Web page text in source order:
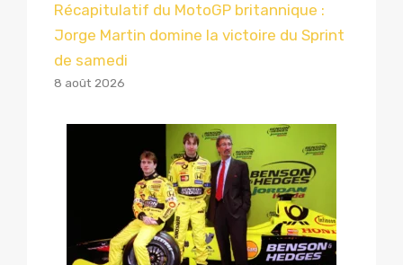
Récapitulatif du MotoGP britannique :
Jorge Martin domine la victoire du Sprint
de samedi
8 août 2026